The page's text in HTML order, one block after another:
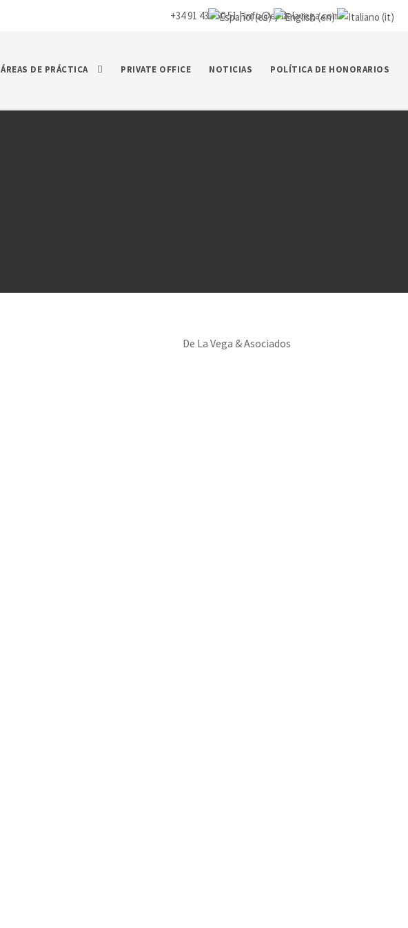
+34 91 435 50 51 |info@ej-delavega.com
ÁREAS DE PRÁCTICA PRIVATE OFFICE NOTICIAS POLÍTICA DE HONORARIOS
De La Vega & Asociados